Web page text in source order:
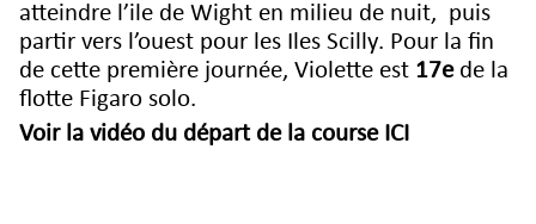
atteindre l’ile de Wight en milieu de nuit, puis
partir vers l’ouest pour les Iles Scilly. Pour la fin
de cette première journée, Violette est 17ede la
flotte Figaro solo.
Voir la vidéo du départ de la course ICI